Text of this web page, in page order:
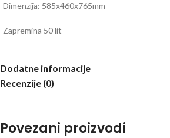
-Dimenzija: 585x460x765mm
-Zapremina 50 lit
Dodatne informacije
Recenzije (0)
Povezani proizvodi